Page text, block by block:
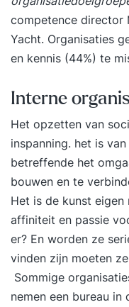
competence director
Yacht. Organisaties
en kennis (44%) te
Interne
Het opzetten van
inspanning. het is
betreffende het
bouwen en te
Het is de kunst eigen
affiniteit en passie
er? En worden ze
vinden zijn moeten
Sommige
nemen een bureau